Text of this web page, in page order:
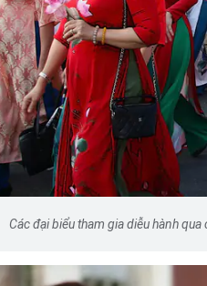
Các đại biểu tham gia diễu hành